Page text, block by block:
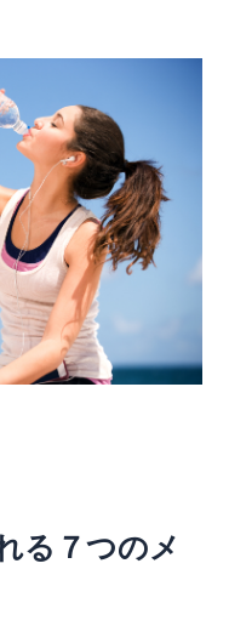
る７つのメ